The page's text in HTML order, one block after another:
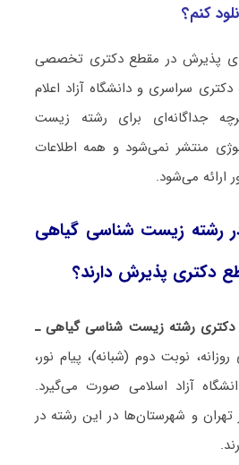
کنم؟
پذیرش در مقطع دکتری تخصصی
سراسری و دانشگاه آزاد اعلام
جداگانه‌ای برای رشته زیست
منتشر نمی‌شود و همه اطلاعات
ارائه می‌شود.
رشته زیست شناسی ﮔﻴﺎهی
دکتری پذیرش دارند؟
رشته زیست شناسی ﮔﻴﺎهی ـ
نوبت دوم (شبانه)، پیام نور،
آزاد اسلامی صورت می‌گیرد.
و شهرستان‌ها در این رشته در